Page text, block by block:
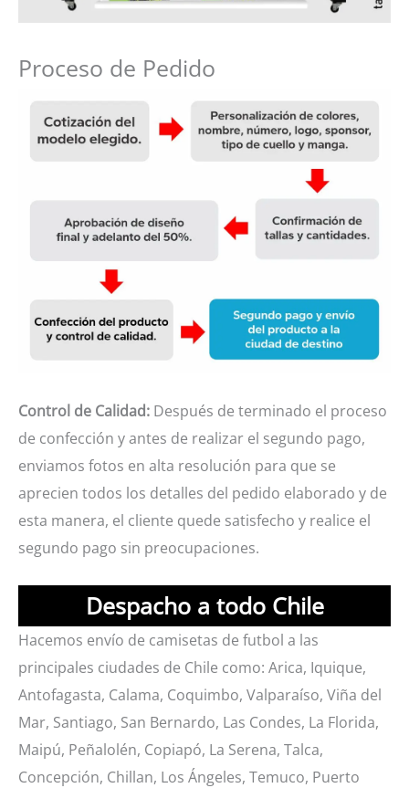
Proceso de Pedido
Control de Calidad: Después de terminado el proceso
de confección y antes de realizar el segundo pago,
enviamos fotos en alta resolución para que se
aprecien todos los detalles del pedido elaborado y de
esta manera, el cliente quede satisfecho y realice el
segundo pago sin preocupaciones.
Despacho a todo Chile
Hacemos envío de camisetas de futbol a las
principales ciudades de Chile como: Arica, Iquique,
Antofagasta, Calama, Coquimbo, Valparaíso, Viña del
Mar, Santiago, San Bernardo, Las Condes, La Florida,
Maipú, Peñalolén, Copiapó, La Serena, Talca,
Concepción, Chillan, Los Ángeles, Temuco, Puerto